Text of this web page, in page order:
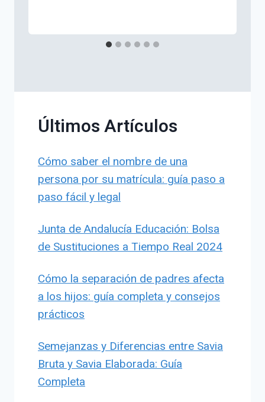
Últimos Artículos
Cómo saber el nombre de una
persona por su matrícula: guía paso a
paso fácil y legal
Junta de Andalucía Educación: Bolsa
de Sustituciones a Tiempo Real 2024
Cómo la separación de padres afecta
a los hijos: guía completa y consejos
prácticos
Semejanzas y Diferencias entre Savia
Bruta y Savia Elaborada: Guía
Completa